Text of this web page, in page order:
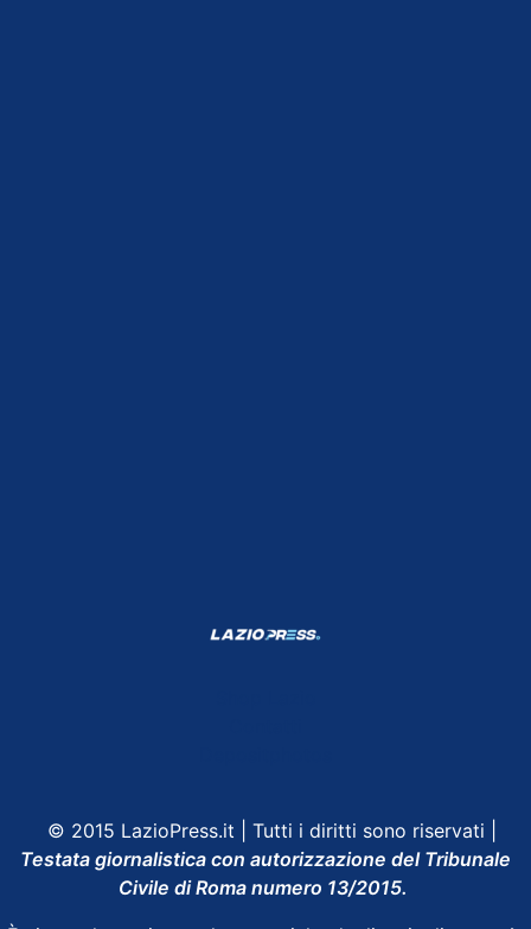
© 2015 LazioPress.it | Tutti i diritti sono riservati |
Testata giornalistica con autorizzazione del Tribunale
Civile di Roma numero 13/2015.